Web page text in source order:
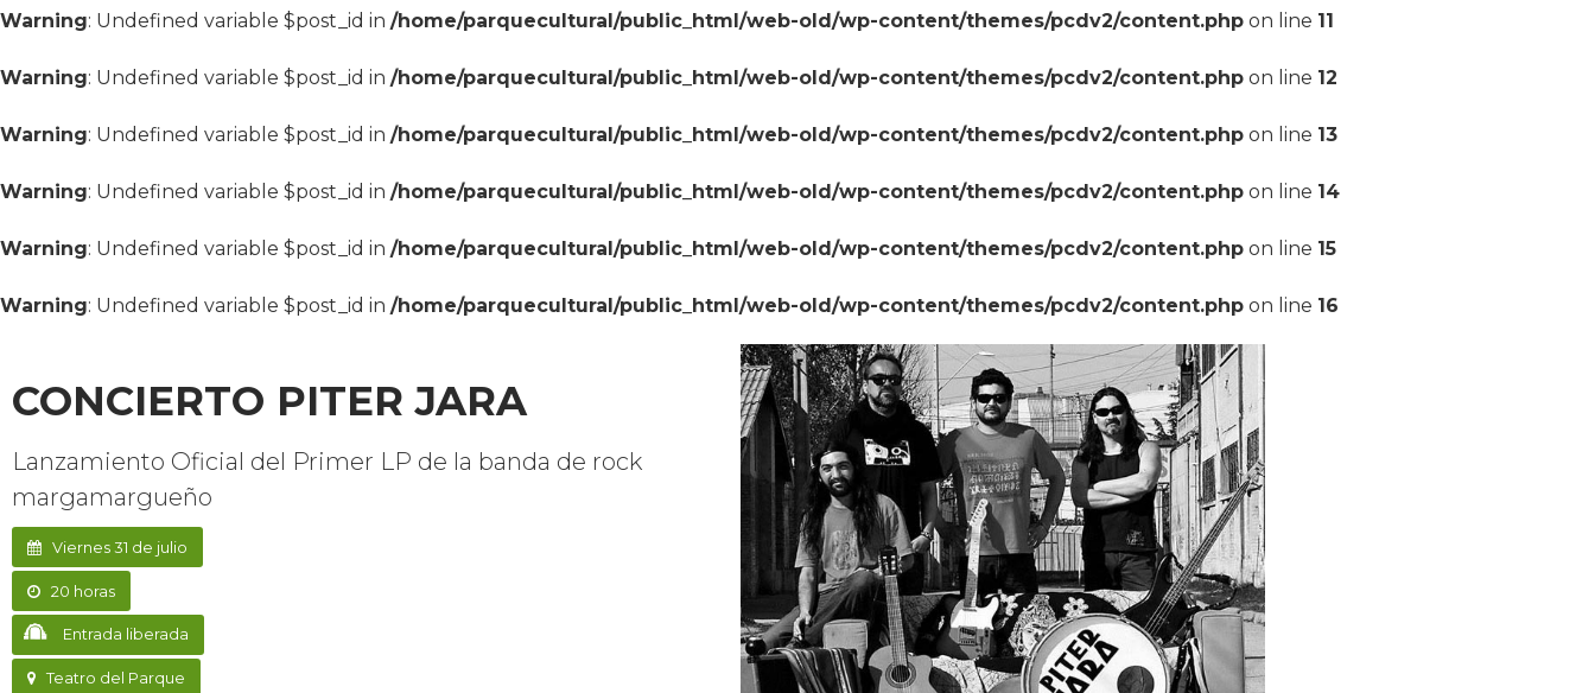
Warning: Undefined variable $post_id in /home/parquecultural/public_html/web-old/wp-content/themes/pcdv2/content.php on line 11
Warning: Undefined variable $post_id in /home/parquecultural/public_html/web-old/wp-content/themes/pcdv2/content.php on line 12
Warning: Undefined variable $post_id in /home/parquecultural/public_html/web-old/wp-content/themes/pcdv2/content.php on line 13
Warning: Undefined variable $post_id in /home/parquecultural/public_html/web-old/wp-content/themes/pcdv2/content.php on line 14
Warning: Undefined variable $post_id in /home/parquecultural/public_html/web-old/wp-content/themes/pcdv2/content.php on line 15
Warning: Undefined variable $post_id in /home/parquecultural/public_html/web-old/wp-content/themes/pcdv2/content.php on line 16
CONCIERTO PITER JARA
Lanzamiento Oficial del Primer LP de la banda de rock
margamargueño
Viernes 31 de julio
20 horas
Entrada liberada
Teatro del Parque